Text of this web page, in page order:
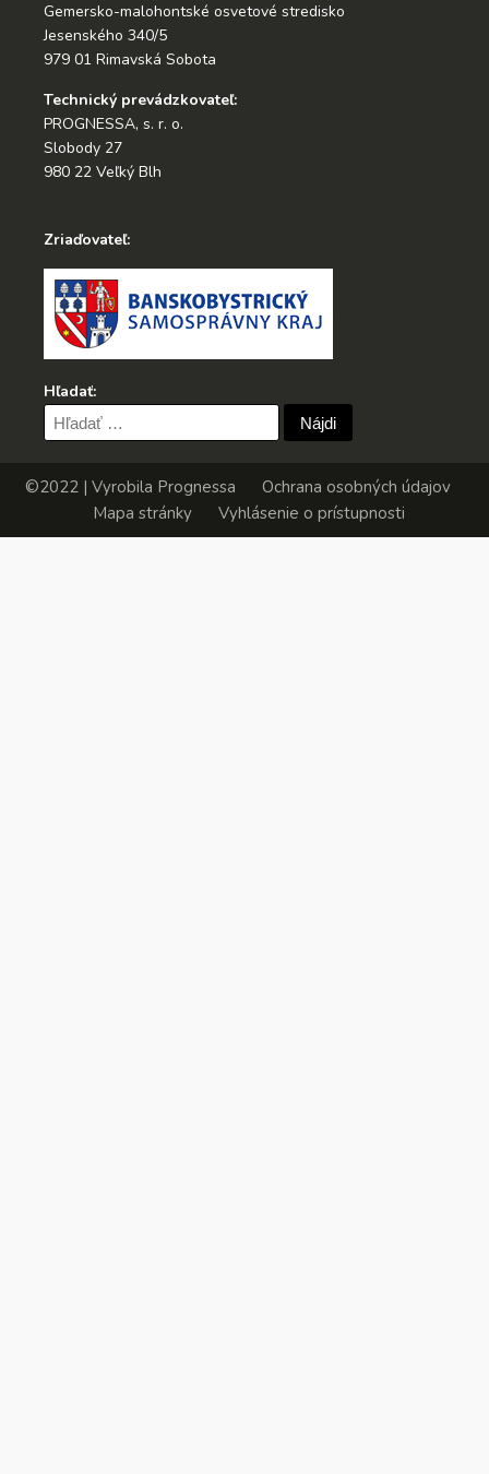
Gemersko-malohontské osvetové stredisko
Jesenského 340/5
979 01 Rimavská Sobota
Technický prevádzkovateľ:
PROGNESSA, s. r. o.
Slobody 27
980 22 Veľký Blh
Zriaďovateľ:
Hľadať:
Hľadať:
©2022 | Vyrobila Prognessa
Ochrana osobných údajov
Mapa stránky
Vyhlásenie o prístupnosti